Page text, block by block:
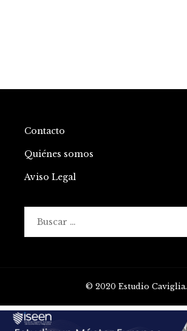
Contacto
Quiénes somos
Aviso Legal
© 2020 Estudio Caviglia.